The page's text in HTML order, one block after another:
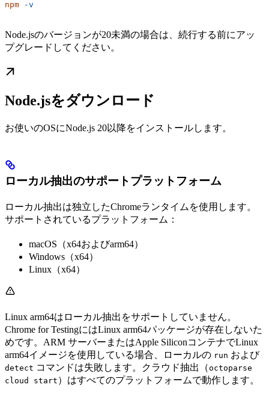
npm -v
Node.jsのバージョンが20未満の場合は、続行する前にアッ
プグレードしてください。
Node.jsをダウンロード
お使いのOSにNode.js 20以降をインストールします。
ローカル抽出のサポートプラットフォーム
ローカル抽出は独立したChromeランタイムを使用します。
サポートされているプラットフォーム：
macOS（x64およびarm64）
Windows（x64）
Linux（x64）
Linux arm64はローカル抽出をサポートしていません。
Chrome for TestingにはLinux arm64パッケージが存在しないた
めです。ARM サーバーまたはApple SiliconコンテナでLinux
arm64イメージを使用している場合、ローカルの run および
detect コマンドは失敗します。クラウド抽出（octoparse
cloud start ）はすべてのプラットフォームで動作します。